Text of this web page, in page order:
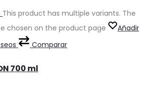
This product has multiple variants. The
chosen on the product page
Añadir
Comparar
700 ml